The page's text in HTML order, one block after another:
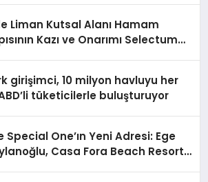
Liman Kutsal Alanı Hamam
Kazı ve Onarımı Selectum
girişimci, 10 milyon havluyu her
tüketicilerle buluşturuyor
Special One’ın Yeni Adresi: Ege
Casa Fora Beach Resort